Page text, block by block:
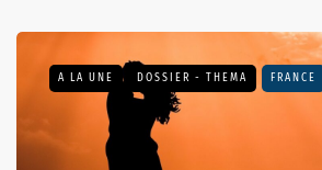
A LA UNE DOSSIER - THEMA FRANCE